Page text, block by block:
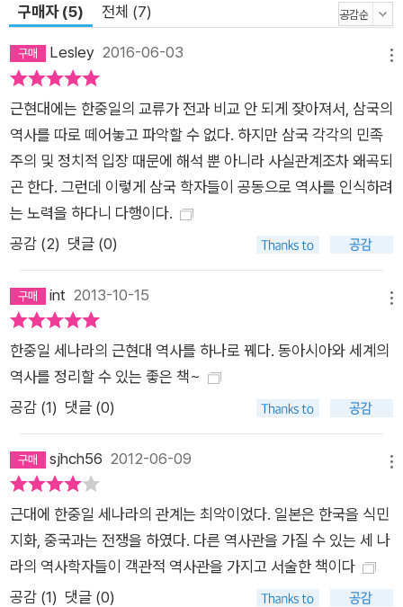
인정하며 공동의 역사 인식을 담아내고자 노력한 이 책은 역사 갈
등을 넘어 화해와 평화를 위한 디딤돌 역할을 할 것이다. * 아시
아평화와역사교육연대 한·중·일 교과서의 역사 왜곡을 바로잡고,
20세기 침략과 저항의 역사에 대한 아시아 공동의 역사인식을
만들기 위해 2001년 4월 시민·사회 단체, 학자, 교사 등이 모여
결성했다. 한·중·일을 비롯한 동아시아 여러 국가 간 역사 갈등 해
결과 평화로운 역사 인식을 공유하기 위해 각종 대중·연구·출판
활동을 진행하고 있다. 국내외 여러 시민·사회·연구 단체와 함께
라나는 세대의 미래에 관한 문제라는 생각에 중·일과 공동 역사책
대안을 제시하는 활동을 지속적으로 전개하고 있다. 홈페이지 w
ww.ilovehistory.or.kr 5. 저자, 책을 말하다 한중일 세 나라 역
사학자의 모임인 ‘한중일3국공동역사편찬위원회’가 《미래를 여
는 역사》(이하 《미래》)를 출간한 지 6년 만에 두 번째 공동 역사
책 《한중일이 함께 쓴 동아시아 근현대사》(1·2)를 출간했습니다.
두 번째 작업의 의의에 대해 한국 측 위원회 대표인 신주백 선생
님을 모시고 이야기를 나누었습니다. (정리 : 최세정) ▶ 선생님
반갑습니다. 6년간의 집필 기간을 거쳐 드디어 두 번째 공동 역사
책이 출간되었습니다. 축하합니다. 이번에는 두 권의 책을 출간하
셨는데요, 분량도 꽤 됩니다. 그런데 여러 독자분이 궁금해할 듯
합니다. 이 두 권의 책 또한 《미래》와 동일한 시기인 개항기부터
현재까지 한·중·일 3국의 역사를 다루고 있습니다. 세 나라 역사
구매자 (5) 전체 (7)
Lesley 2016-06-03
근현대에는 한중일의 교류가 전과 비교 안 되게 잦아져서, 삼국의
역사를 따로 떼어놓고 파악할 수 없다. 하지만 삼국 각각의 민족
주의 및 정치적 입장 때문에 해석 뿐 아니라 사실관계조차 왜곡되
곤 한다. 그런데 이렇게 삼국 학자들이 공동으로 역사를 인식하려
는 노력을 하다니 다행이다.
공감 (2) 댓글 (0)
int 2013-10-15
한중일 세나라의 근현대 역사를 하나로 꿰다. 동아시아와 세계의
역사를 정리할 수 있는 좋은 책~
공감 (1) 댓글 (0)
sjhch56 2012-06-09
근대에 한중일 세나라의 관계는 최악이었다. 일본은 한국을 식민
지화, 중국과는 전쟁을 하였다. 다른 역사관을 가질 수 있는 세 나
라의 역사학자들이 객관적 역사관을 가지고 서술한 책이다
공감 (1) 댓글 (0)